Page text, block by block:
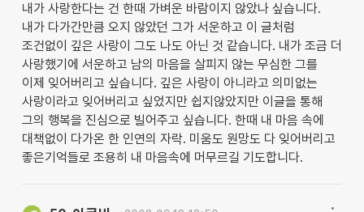
내가 사랑한다는 건 한때 가벼운 바람이지 않았나 싶습니다.
내가 다가간만큼 오지 않았던 그가 서운하고 이 글처럼
조건없이 깊은 사랑이 그도 나도 아닌 것 같습니다. 내가 조금 더
사랑했기에 서운하고 남의 마음을 살피지 않는 무심한 그를
이제 잊어버리고 싶습니다. 깊은 사랑이 아니라고 의미없는
사랑이라고 잊어버리고 싶었지만 쉽지않았지만 이글을 통해
그의 행복을 진심으로 빌어주고 싶습니다. 한때 내 마음 속에
대책없이 다가온 한 인연의 자락. 미움도 원망도 다 잊어버리고
좋은기억들로 조용히 내 마음속에 머무르길 기도합니다.